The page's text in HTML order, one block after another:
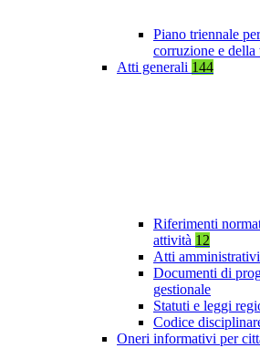
Piano triennale
corruzione e della
Atti generali 144
Riferimenti
attività 12
Atti
Documenti di
gestionale
Statuti e leggi
Codice
Oneri informativi per